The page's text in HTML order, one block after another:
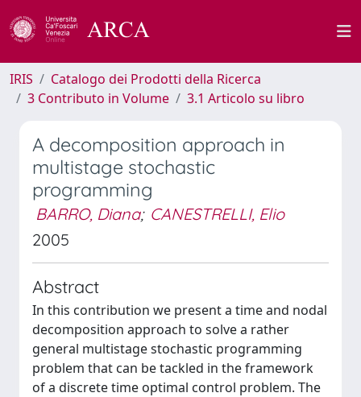
IRIS
Catalogo dei Prodotti della Ricerca
3 Contributo in Volume
3.1 Articolo su libro
A decomposition approach in
multistage stochastic
programming
BARRO, Diana; CANESTRELLI, Elio
2005
Abstract
In this contribution we present a time and nodal
decomposition approach to solve a rather
general multistage stochastic programming
problem that can be tackled in the framework
of a discrete time optimal control problem. The